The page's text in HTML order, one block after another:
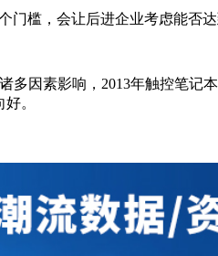
槛，会让后进企业考虑能否
多因素影响，2013年触控笔记
。